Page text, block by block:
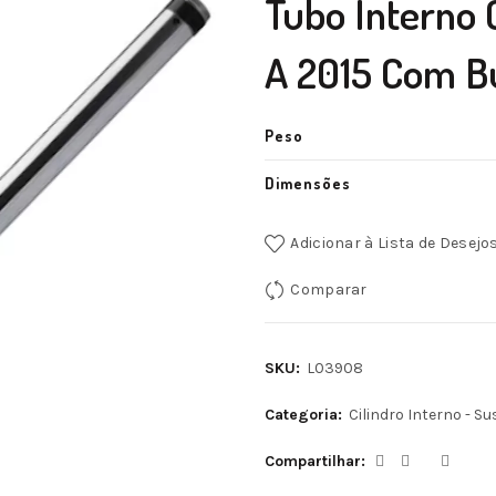
Tubo Interno
A 2015 Com
Peso
Dimensões
Adicionar à Lista de
Comparar
SKU: L03908
Categoria: Cilindro Interno -
Compartilhar